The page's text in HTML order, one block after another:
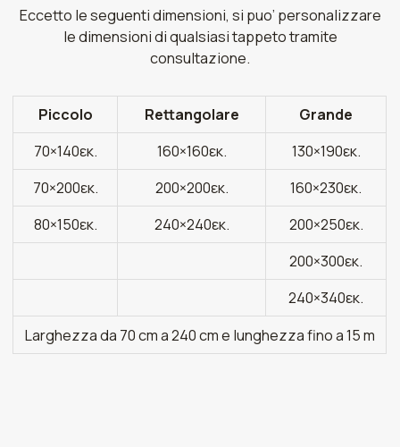
Eccetto le seguenti dimensioni, si puo’ personalizzare
le dimensioni di qualsiasi tappeto tramite
consultazione.
Piccolo Rettangolare
Grande
70×140εκ.
160×160εκ.
130×190εκ.
70×200εκ.
200×200εκ.
160×230εκ.
80×150εκ.
240×240εκ.
200×250εκ.
200×300εκ.
240×340εκ.
Larghezza da 70 cm a 240 cm e lunghezza fino a 15 m